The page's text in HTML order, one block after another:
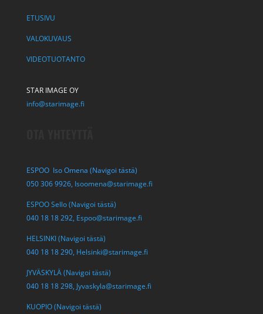
ETUSIVU
VALOKUVAUS
VIDEOTUOTANTO
STAR IMAGE OY
info@starimage.fi
ESPOO Iso Omena (Navigoi tästä)
050 306 9926, Isoomena@starimage.fi
ESPOO Sello (Navigoi tästä)
040 18 18 292, Espoo@starimage.fi
HELSINKI (Navigoi tästä)
040 18 18 290, Helsinki@starimage.fi
JYVÄSKYLÄ (Navigoi tästä)
040 18 18 298, Jyvaskyla@starimage.fi
KUOPIO (Navigoi tästä)